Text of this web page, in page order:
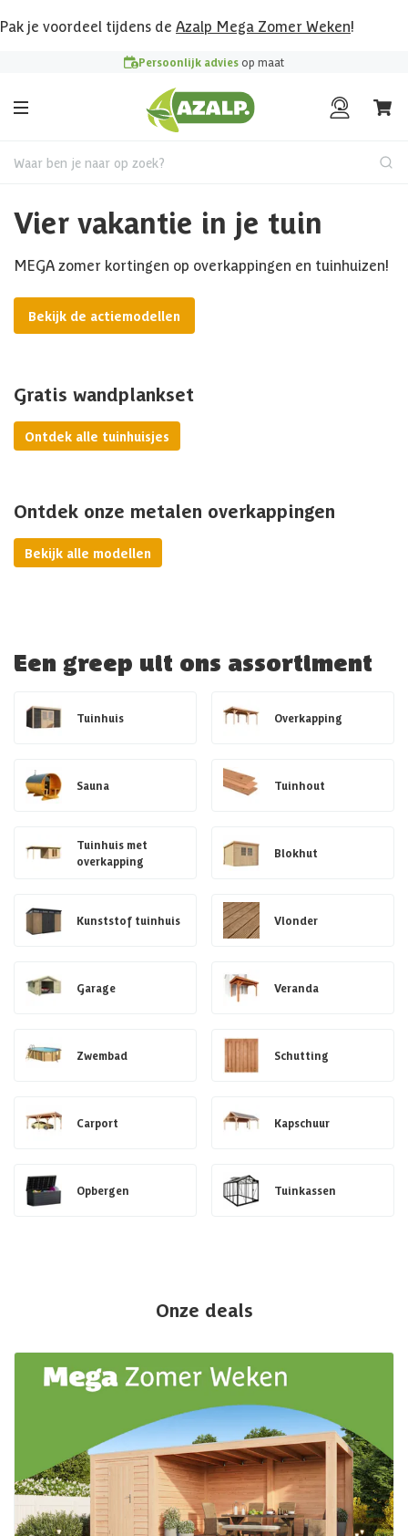
Pak je voordeel tijdens de Azalp Mega Zomer Weken!
Waar ben je naar op zoek?
Vier vakantie in je tuin
MEGA zomer kortingen op overkappingen en tuinhuizen!
Bekijk de actiemodellen
Gratis wandplankset
Ontdek alle tuinhuisjes
Ontdek onze metalen overkappingen
Bekijk alle modellen
Een greep uit ons assortiment
Tuinhuis Overkapping
Sauna Tuinhout
Tuinhuis met
overkapping
Blokhut
Kunststof tuinhuis Vlonder
Garage Veranda
Zwembad Schutting
Carport Kapschuur
Opbergen Tuinkassen
Onze deals